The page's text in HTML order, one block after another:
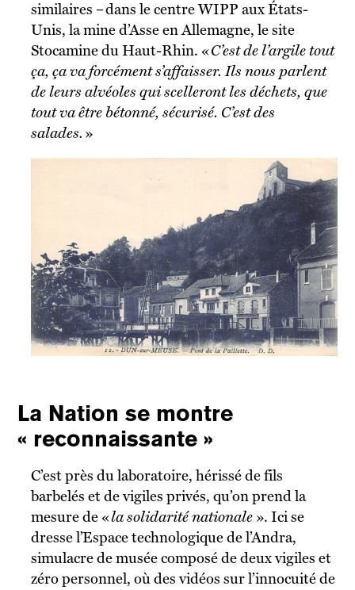
similaires – dans le centre WIPP aux États-
Unis, la mine d’Asse en Allemagne, le site
Stocamine du Haut-Rhin. «C’est de l’argile tout
ça, ça va forcément s’affaisser. Ils nous parlent
de leurs alvéoles qui scelleront les déchets, que
tout va être bétonné, sécurisé. C’est des
salades. »
La Nation se montre
« reconnaissante »
C’est près du laboratoire, hérissé de fils
barbelés et de vigiles privés, qu’on prend la
mesure de «la solidarité nationale ». Ici se
dresse l’Espace technologique de l’Andra,
simulacre de musée composé de deux vigiles et
zéro personnel, où des vidéos sur l’innocuité de